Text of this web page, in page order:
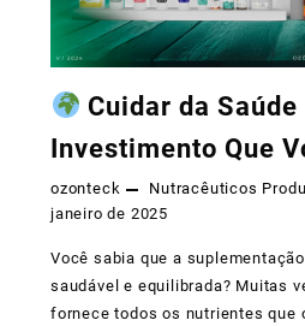
Cuidar da
Investimento Que
ozonteck Nutracêuticos
janeiro de 2025
Você sabia que a
saudável e equilibrada? Muitas
fornece todos os nutrientes que